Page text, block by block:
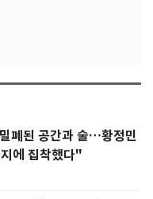
폐된 공간과 술…황정민
에 집착했다"